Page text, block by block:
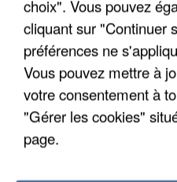
choix". Vous pouvez
cliquant sur "Continuer
préférences ne
Vous pouvez mettre à
votre consentement à
"Gérer les cookies"
page.